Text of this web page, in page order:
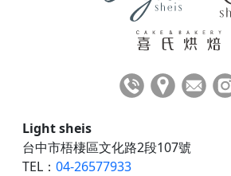
Light sheis
台中市梧棲區文化路2段107號
TEL： 04-26577933